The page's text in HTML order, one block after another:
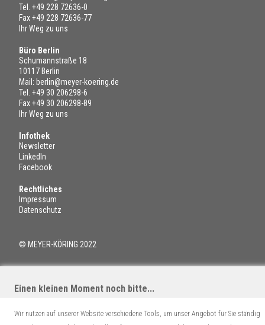
Tel. +49 228 72636-0
Fax +49 228 72636-77
Ihr Weg zu uns
Büro Berlin
Schumannstraße 18
10117 Berlin
Mail: berlin@meyer-koering.de
Tel. +49 30 206298-6
Fax +49 30 206298-89
Ihr Weg zu uns
Infothek
Newsletter
LinkedIn
Facebook
Rechtliches
Impressum
Datenschutz
© MEYER-KÖRING 2022
Einen kleinen Moment noch bitte...
Wir nutzen auf unserer Website verschiedene Tools, um unser Angebot für Sie ständig